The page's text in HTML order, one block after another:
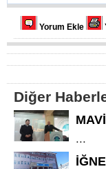
Yorum Ekle
Diğer
...